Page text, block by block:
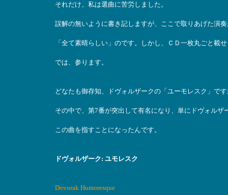
それだけ、私は選曲に苦労しました。
誤解の無いように書き記しますが、ここで取りあげた演
「全て素晴らしい」のです。しかし、ＣＤ一枚丸ごと載
では、参ります。
どなたも御存知、ドヴォルザークの「ユーモレスク」で
その中で、第7番が突出して有名になり、単にドヴォルザ
この曲を指すことになったんです。
ドヴォルザーク: ユモレスク
Dovorak Humoresque